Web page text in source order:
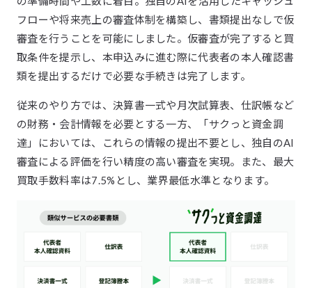
フローや将来売上の審査体制を構築し、書類提出なしで仮
審査を行うことを可能にしました。仮審査が完了すると買
取条件を提示し、本申込みに進む際に代表者の本人確認書
類を提出するだけで必要な手続きは完了します。
従来のやり方では、決算書一式や月次試算表、仕訳帳など
の財務・会計情報を必要とする一方、「サクっと資金調
達」においては、これらの情報の提出不要とし、独自のAI
審査による評価を行い精度の高い審査を実現。また、最大
買取手数料率は7.5%とし、業界最低水準となります。